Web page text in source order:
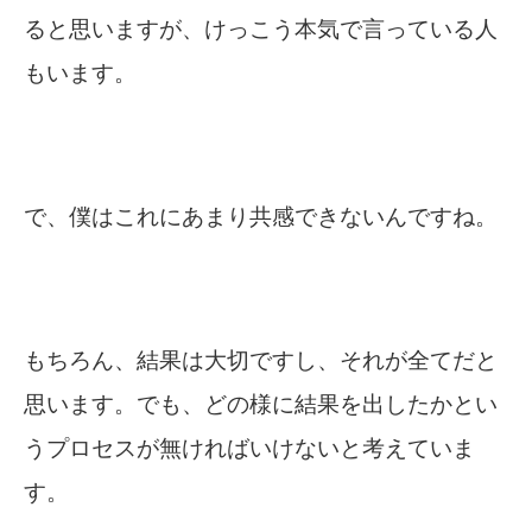
ると思いますが、けっこう本気で言っている人
もいます。
で、僕はこれにあまり共感できないんですね。
もちろん、結果は大切ですし、それが全てだと
思います。でも、どの様に結果を出したかとい
うプロセスが無ければいけないと考えていま
す。